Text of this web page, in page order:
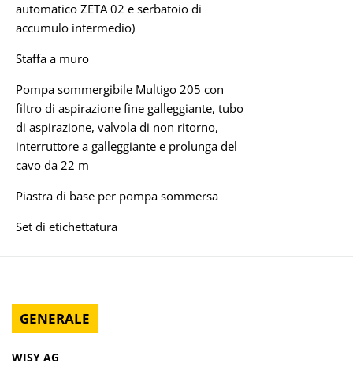
automatico ZETA 02 e serbatoio di
accumulo intermedio)
Staffa a muro
Pompa sommergibile Multigo 205 con
filtro di aspirazione fine galleggiante, tubo
di aspirazione, valvola di non ritorno,
interruttore a galleggiante e prolunga del
cavo da 22 m
Piastra di base per pompa sommersa
Set di etichettatura
GENERALE
WISY AG